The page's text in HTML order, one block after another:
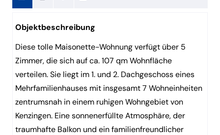
Objektbeschreibung
Diese tolle Maisonette-Wohnung verfügt über 5
Zimmer, die sich auf ca. 107 qm Wohnfläche
verteilen. Sie liegt im 1. und 2. Dachgeschoss eines
Mehrfamilienhauses mit insgesamt 7 Wohneinheiten
zentrumsnah in einem ruhigen Wohngebiet von
Kenzingen. Eine sonnenerfüllte Atmosphäre, der
traumhafte Balkon und ein familienfreundlicher